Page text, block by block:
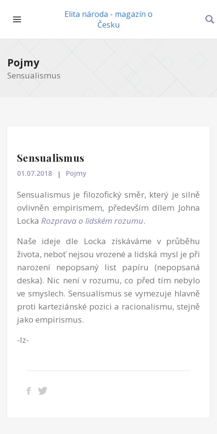
Elita národa - magazín o
Česku
Pojmy
Sensualismus
Sensualismus
01.07.2018 Pojmy
Sensualismus je filozofický směr, který je silně
ovlivněn empirismem, především dílem Johna
Locka Rozprava o lidském rozumu.
Naše ideje dle Locka získáváme v průběhu
života, neboť nejsou vrozené a lidská mysl je při
narození nepopsaný list papíru (nepopsaná
deska). Nic není v rozumu, co před tím nebylo
ve smyslech. Sensualismus se vymezuje hlavně
proti karteziánské pozici a racionalismu, stejně
jako empirismus.
-lz-